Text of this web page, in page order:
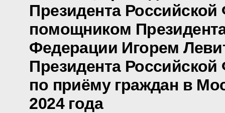
Президента
помощником
Федерации Игорем
Президента
по приёму граждан в
2024 года